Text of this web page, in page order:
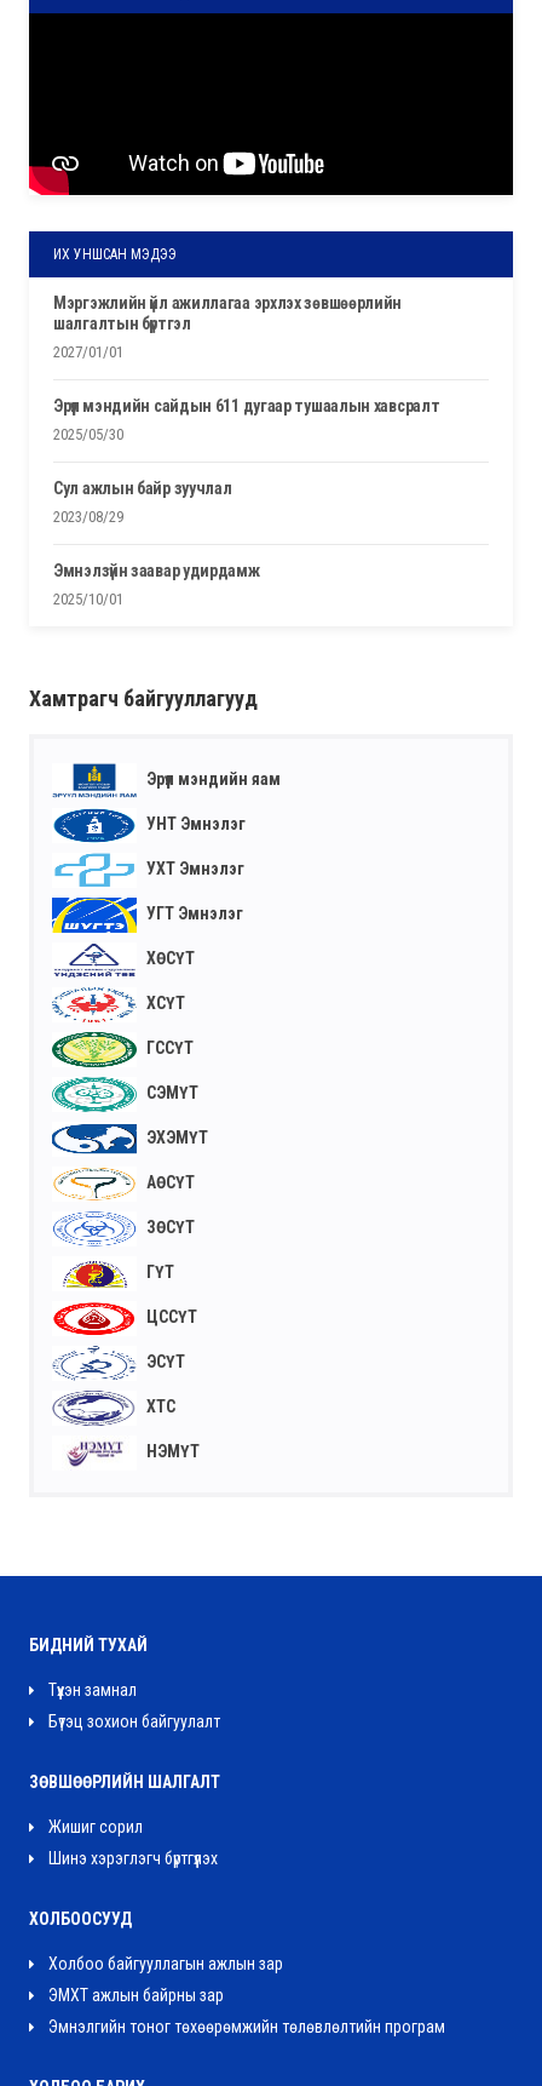
ИХ УНШСАН МЭДЭЭ
мэргэжлийн үйл ажиллагаа эрхлэх зөвшөөрлийн
шалгалтын бүртгэл
2027/01/01
эрүүл мэндийн сайдын 611 дугаар тушаалын хавсралт
2025/05/30
сул ажлын байр зуучлал
2023/08/29
эмнэлзүйн заавар удирдамж
2025/10/01
Хамтрагч байгууллагууд
Эрүүл мэндийн яам
УНТ Эмнэлэг
УХТ Эмнэлэг
УГТ Эмнэлэг
ХӨСҮТ
ХСҮТ
ГССҮТ
СЭМҮТ
ЭХЭМҮТ
АӨСҮТ
ЗӨСҮТ
ГҮТ
ЦССҮТ
ЭСҮТ
ХТС
НЭМҮТ
БИДНИЙ ТУХАЙ
Түүхэн замнал
Бүтэц зохион байгуулалт
ЗӨВШӨӨРЛИЙН ШАЛГАЛТ
Жишиг сорил
Шинэ хэрэглэгч бүртгүүлэх
ХОЛБООСУУД
Холбоо байгууллагын ажлын зар
ЭМХТ ажлын байрны зар
Эмнэлгийн тоног төхөөрөмжийн төлөвлөлтийн програм